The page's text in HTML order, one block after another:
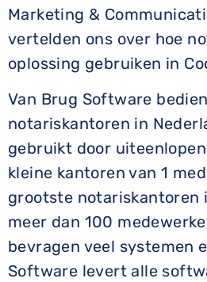
Marketing &
vertelden ons over hoe
oplossing gebruiken in
Van Brug Software
notariskantoren in
gebruikt door
kleine kantoren van 1
grootste notariskantoren
meer dan 100
bevragen veel systemen
Software levert alle